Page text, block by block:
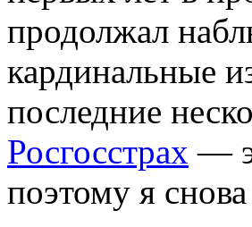
продолжал
кардинальные
последние
Росгосстрах —
поэтому я снова